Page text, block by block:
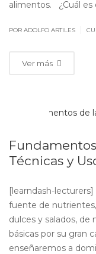
alimentos. ¿Cuál es
POR ADOLFO ARTILES
Ver más
Técnicas y
[learndash-
fuente de
dulces y salados, de
básicas por su gran
enseñaremos a